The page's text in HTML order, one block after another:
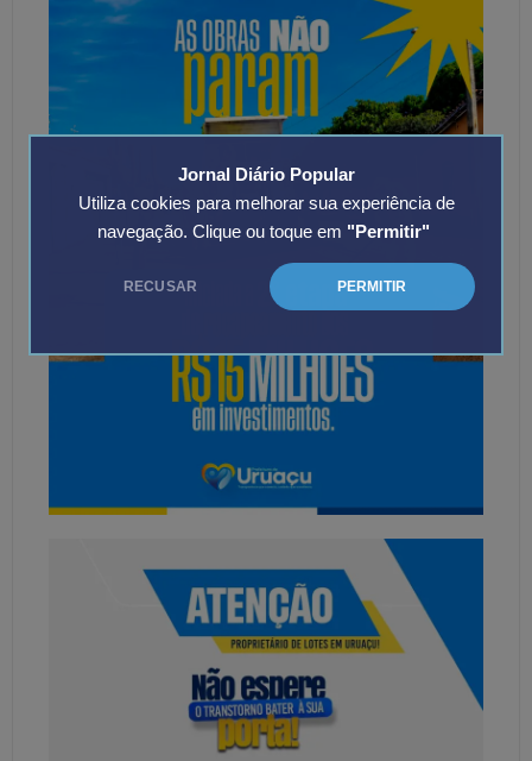
Jornal Diário Popular
Utiliza cookies para melhorar sua experiência de
navegação. Clique ou toque em "Permitir"
RECUSAR PERMITIR